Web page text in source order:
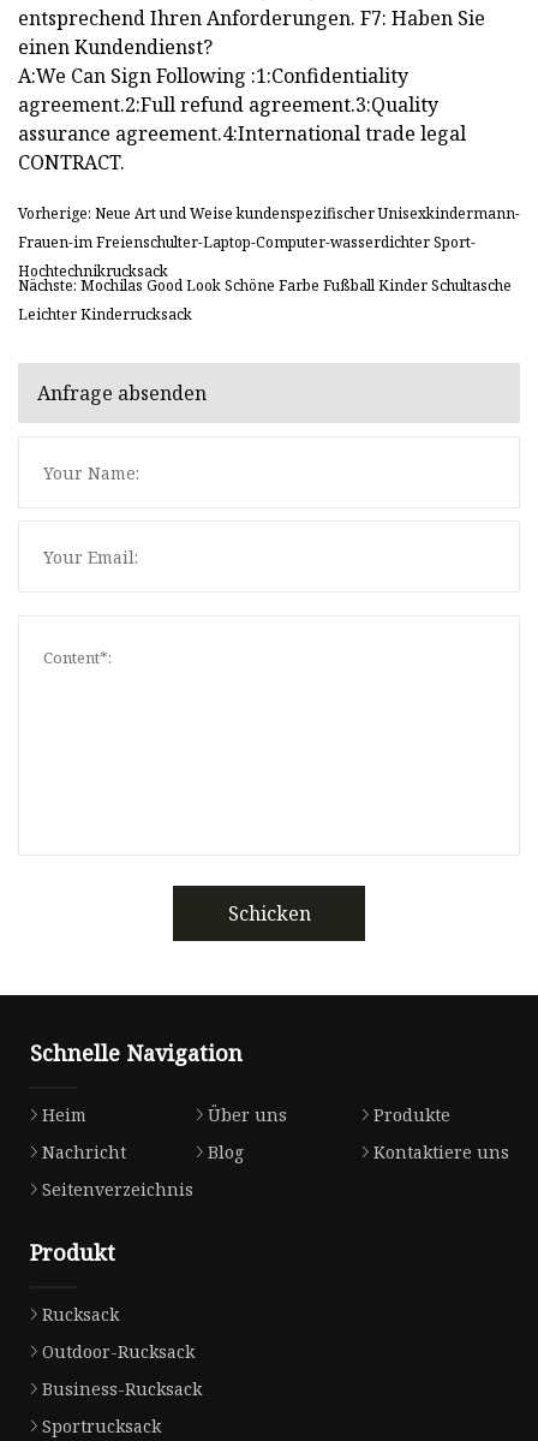
entsprechend Ihren Anforderungen. F7: Haben Sie
einen Kundendienst?
A:We Can Sign Following :1:Confidentiality
agreement.2:Full refund agreement.3:Quality
assurance agreement.4:International trade legal
CONTRACT.
Vorherige: Neue Art und Weise kundenspezifischer Unisexkindermann-
Frauen-im Freienschulter-Laptop-Computer-wasserdichter Sport-
Hochtechnikrucksack
Nächste: Mochilas Good Look Schöne Farbe Fußball Kinder Schultasche
Leichter Kinderrucksack
Anfrage absenden
Schicken
Schnelle Navigation
Heim Über uns
Produkte
Nachricht
Blog
Kontaktiere uns
Seitenverzeichnis
Produkt
Rucksack
Outdoor-Rucksack
Business-Rucksack
Sportrucksack